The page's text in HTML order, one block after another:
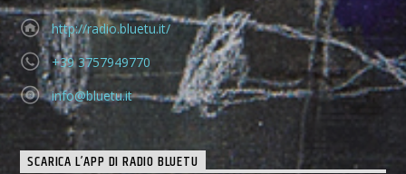
http://radio.bluetu.it/
+39 3757949770
info@bluetu.it
SCARICA L’APP DI RADIO BLUETU